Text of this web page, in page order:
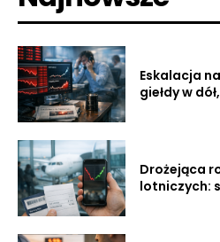
Eskalacja
giełdy w
Drożejąca
lotniczych: